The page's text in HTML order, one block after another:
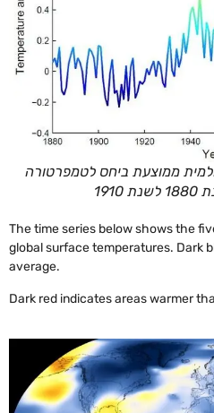
ממוצעת ביחס לטמפרטורה
The time series below shows the
global surface temperatures. Dark
average.
Dark red indicates areas warmer